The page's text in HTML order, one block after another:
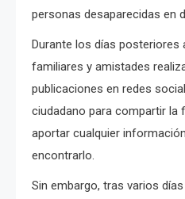
personas desaparecidas en
Durante los días posteriores
familiares y amistades
publicaciones en redes
ciudadano para compartir la
aportar cualquier
encontrarlo.
Sin embargo, tras varios